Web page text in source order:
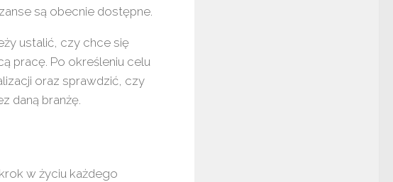
są obecnie dostępne.
ustalić, czy chce się
pracę. Po określeniu celu
oraz sprawdzić, czy
daną branżę.
w życiu każdego